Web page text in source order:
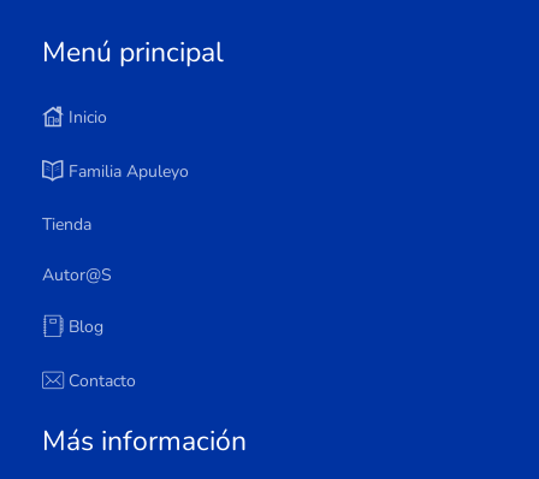
Menú principal
Inicio
Familia Apuleyo
Tienda
Autor@s
Blog
Contacto
Más información